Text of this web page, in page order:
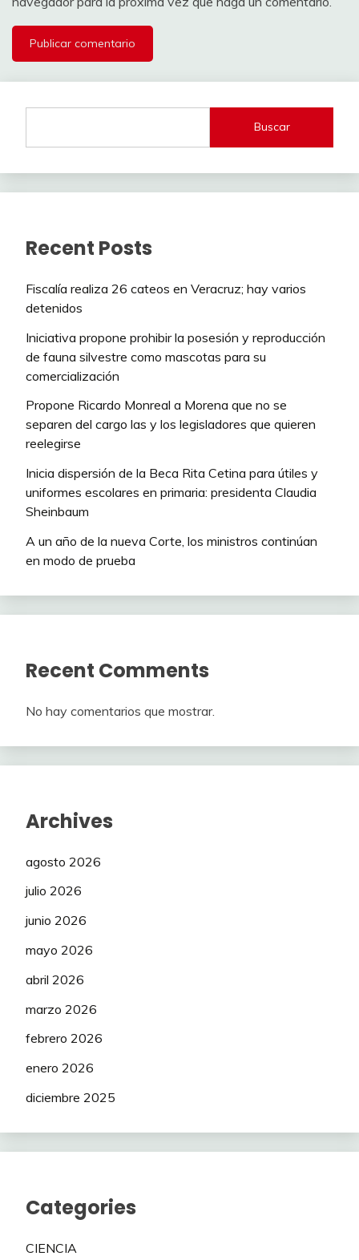
Buscar
Recent Posts
Fiscalía realiza 26 cateos en Veracruz; hay varios
detenidos
Iniciativa propone prohibir la posesión y reproducción
de fauna silvestre como mascotas para su
comercialización
Propone Ricardo Monreal a Morena que no se
separen del cargo las y los legisladores que quieren
reelegirse
Inicia dispersión de la Beca Rita Cetina para útiles y
uniformes escolares en primaria: presidenta Claudia
Sheinbaum
A un año de la nueva Corte, los ministros continúan
en modo de prueba
Recent Comments
No hay comentarios que mostrar.
Archives
agosto 2026
julio 2026
junio 2026
mayo 2026
abril 2026
marzo 2026
febrero 2026
enero 2026
diciembre 2025
Categories
CIENCIA